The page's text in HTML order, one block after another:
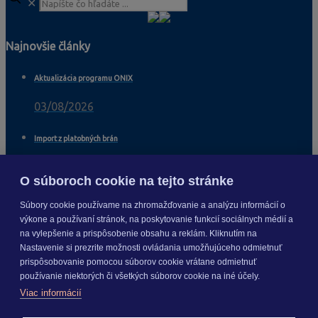
✕
Najnovšie články
Aktualizácia programu ONIX
03/08/2026
Import z platobných brán
04/11/2025
Import cenových hladín cez XLS
03/11/2025
O súboroch cookie na tejto stránke
Súbory cookie používame na zhromažďovanie a analýzu informácií o
výkone a používaní stránok, na poskytovanie funkcií sociálnych médií a
na vylepšenie a prispôsobenie obsahu a reklám. Kliknutím na
Nastavenie si prezrite možnosti ovládania umožňujúceho odmietnuť
prispôsobovanie pomocou súborov cookie vrátane odmietnuť
používanie niektorých či všetkých súborov cookie na iné účely.
Viac informácií